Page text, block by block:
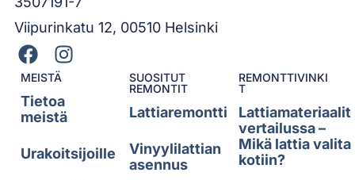
Viipurinkatu 12, 00510 Helsinki
MEISTÄ
Tietoa
meistä
Urakoitsijoille
SUOSITUT
REMONTIT
Lattiaremontti
Vinyylilattian
asennus
REMONTTIVINKI
T
Lattiamateriaalit
vertailussa –
Mikä lattia valita
kotiin?